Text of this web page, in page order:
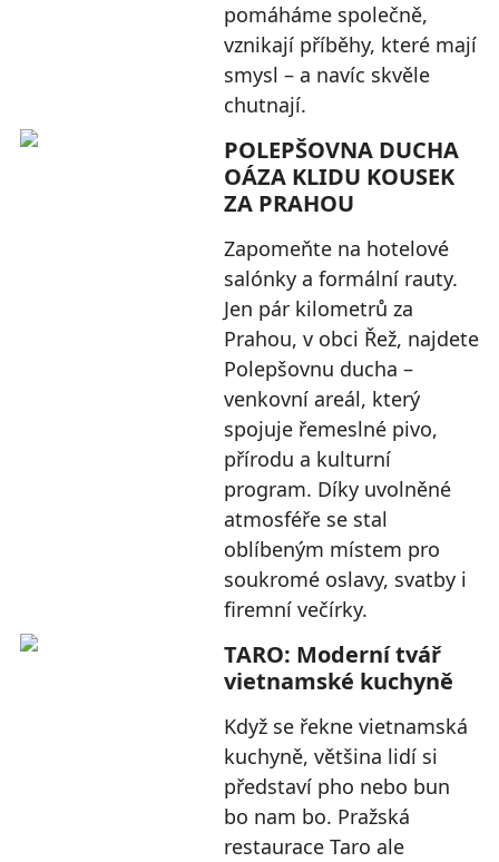
pomáháme společně,
vznikají příběhy, které mají
smysl – a navíc skvěle
chutnají.
POLEPŠOVNA DUCHA
OÁZA KLIDU KOUSEK
ZA PRAHOU
Zapomeňte na hotelové
salónky a formální rauty.
Jen pár kilometrů za
Prahou, v obci Řež, najdete
Polepšovnu ducha –
venkovní areál, který
spojuje řemeslné pivo,
přírodu a kulturní
program. Díky uvolněné
atmosféře se stal
oblíbeným místem pro
soukromé oslavy, svatby i
firemní večírky.
TARO: Moderní tvář
vietnamské kuchyně
Když se řekne vietnamská
kuchyně, většina lidí si
představí pho nebo bun
bo nam bo. Pražská
restaurace Taro ale